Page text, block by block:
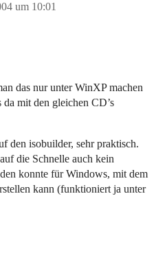
um 10:01
das nur unter WinXP machen
mit den gleichen CD’s
den isobuilder, sehr praktisch.
die Schnelle auch kein
konnte für Windows, mit dem
kann (funktioniert ja unter